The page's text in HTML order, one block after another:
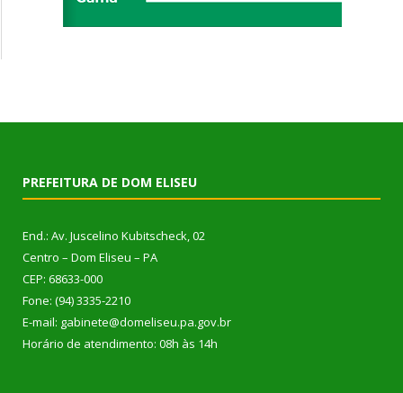
PREFEITURA DE DOM ELISEU
End.: Av. Juscelino Kubitscheck, 02
Centro – Dom Eliseu – PA
CEP: 68633-000
Fone: (94) 3335-2210
E-mail: gabinete@domeliseu.pa.gov.br
Horário de atendimento: 08h às 14h